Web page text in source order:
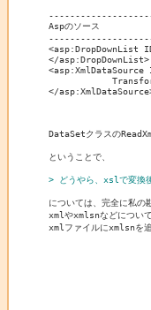
Aspのソース
<asp:DropDownList
</asp:DropDownList>
</
DataSetクラスの
ということで、
> どうやら、xslで変換
については、完全に私の
xmlやxmlsnなどについ
xmlファイルにxmlsnを